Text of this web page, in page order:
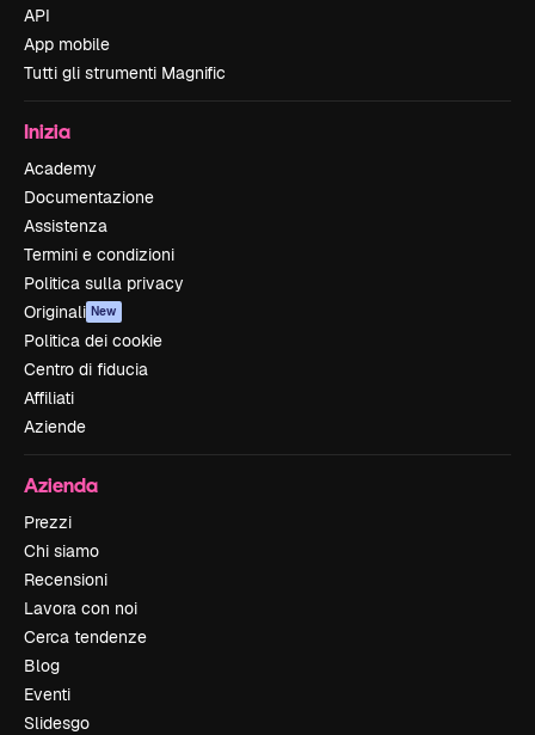
API
App mobile
Tutti gli strumenti Magnific
Inizia
Academy
Documentazione
Assistenza
Termini e condizioni
Politica sulla privacy
Originali New
Politica dei cookie
Centro di fiducia
Affiliati
Aziende
Azienda
Prezzi
Chi siamo
Recensioni
Lavora con noi
Cerca tendenze
Blog
Eventi
Slidesgo